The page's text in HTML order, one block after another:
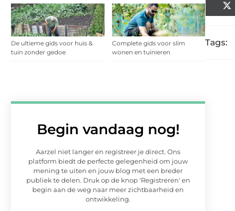
De ultieme gids voor huis &
tuin zonder gedoe
Complete gids voor slim
wonen en tuinieren
Begin vandaag nog!
Aarzel niet langer en registreer je direct. Ons
platform biedt de perfecte gelegenheid om jouw
mening te uiten en jouw blog met een breder
publiek te delen. Druk op de knop 'Registreren' en
begin aan de weg naar meer zichtbaarheid en
ontwikkeling.
Tags: